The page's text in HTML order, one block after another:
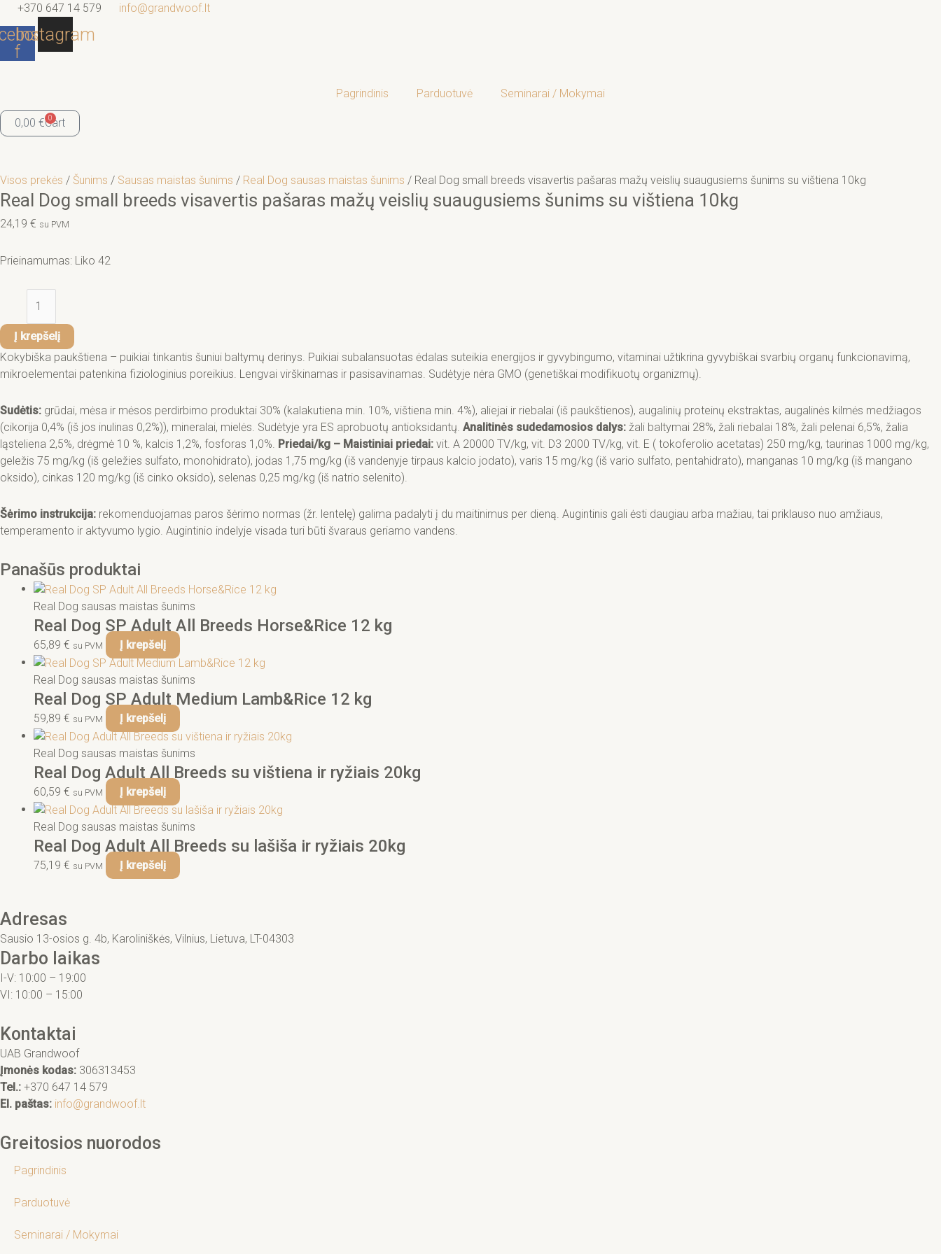
Pereiti
prie
turinio
+370 647 14 579 info@grandwoof.lt
f
Instagram
Pagrindinis Parduotuvė Seminarai / Mokymai
0,00 € 0
Cart
Visos prekės / Šunims / Sausas maistas šunims / Real Dog sausas maistas šunims / Real Dog small breeds visavertis pašaras mažų veislių suaugusiems šunims su vištiena 10kg
Real Dog small breeds visavertis pašaras mažų veislių suaugusiems šunims su vištiena 10kg
24,19 € su PVM
Prieinamumas: Liko 42
produkto
kiekis:
Real
Dog
visavertis
pašaras
suaugusiems
šunims
su
vištiena
Į krepšelį
Kokybiška paukštiena – puikiai tinkantis šuniui baltymų derinys. Puikiai subalansuotas ėdalas suteikia energijos ir gyvybingumo, vitaminai užtikrina gyvybiškai svarbių organų funkcionavimą,
mikroelementai patenkina fiziologinius poreikius. Lengvai virškinamas ir pasisavinamas. Sudėtyje nėra GMO (genetiškai modifikuotų organizmų).
Sudėtis: grūdai, mėsa ir mėsos perdirbimo produktai 30% (kalakutiena min. 10%, vištiena min. 4%), aliejai ir riebalai (iš paukštienos), augalinių proteinų ekstraktas, augalinės kilmės medžiagos
(cikorija 0,4% (iš jos inulinas 0,2%)), mineralai, mielės. Sudėtyje yra ES aprobuotų antioksidantų. Analitinės sudedamosios dalys: žali baltymai 28%, žali riebalai 18%, žali pelenai 6,5%, žalia
ląsteliena 2,5%, drėgmė 10 %, kalcis 1,2%, fosforas 1,0%. Priedai/kg – Maistiniai priedai: vit. A 20000 TV/kg, vit. D3 2000 TV/kg, vit. E ( tokoferolio acetatas) 250 mg/kg, taurinas 1000 mg/kg,
geležis 75 mg/kg (iš geležies sulfato, monohidrato), jodas 1,75 mg/kg (iš vandenyje tirpaus kalcio jodato), varis 15 mg/kg (iš vario sulfato, pentahidrato), manganas 10 mg/kg (iš mangano
oksido), cinkas 120 mg/kg (iš cinko oksido), selenas 0,25 mg/kg (iš natrio selenito).
Šėrimo instrukcija: rekomenduojamas paros šėrimo normas (žr. lentelę) galima padalyti į du maitinimus per dieną. Augintinis gali ėsti daugiau arba mažiau, tai priklauso nuo amžiaus,
temperamento ir aktyvumo lygio. Augintinio indelyje visada turi būti švaraus geriamo vandens.
Panašūs produktai
Real Dog sausas maistas šunims
Real Dog SP Adult All Breeds Horse&Rice 12 kg
65,89 € su PVM Į krepšelį
Real Dog sausas maistas šunims
Real Dog SP Adult Medium Lamb&Rice 12 kg
59,89 € su PVM Į krepšelį
Real Dog sausas maistas šunims
Real Dog Adult All Breeds su vištiena ir ryžiais 20kg
60,59 € su PVM Į krepšelį
Real Dog sausas maistas šunims
Real Dog Adult All Breeds su lašiša ir ryžiais 20kg
75,19 € su PVM Į krepšelį
Adresas
Sausio 13-osios g. 4b, Karoliniškės, Vilnius, Lietuva, LT-04303
Darbo laikas
I-V: 10:00 – 19:00
VI: 10:00 – 15:00
Kontaktai
UAB Grandwoof
Įmonės kodas: 306313453
Tel.: +370 647 14 579
El. paštas: info@grandwoof.lt
Greitosios nuorodos
Pagrindinis
Parduotuvė
Seminarai / Mokymai